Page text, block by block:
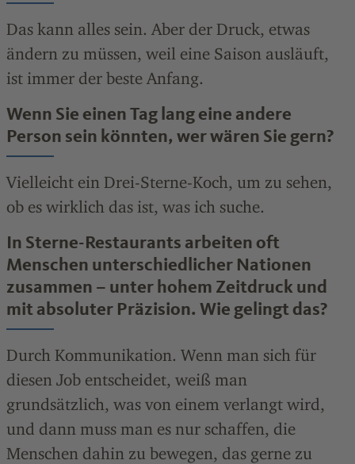
Das kann alles sein. Aber der Druck, etwas
ändern zu müssen, weil eine Saison ausläuft,
ist immer der beste Anfang.
Wenn Sie einen Tag lang eine andere
Person sein könnten, wer wären Sie gern?
Vielleicht ein Drei-Sterne-Koch, um zu sehen,
ob es wirklich das ist, was ich suche.
In Sterne-Restaurants arbeiten oft
Menschen unterschiedlicher Nationen
zusammen – unter hohem Zeitdruck und
mit absoluter Präzision. Wie gelingt das?
Durch Kommunikation. Wenn man sich für
diesen Job entscheidet, weiß man
grundsätzlich, was von einem verlangt wird,
und dann muss man es nur schaffen, die
Menschen dahin zu bewegen, das gerne zu